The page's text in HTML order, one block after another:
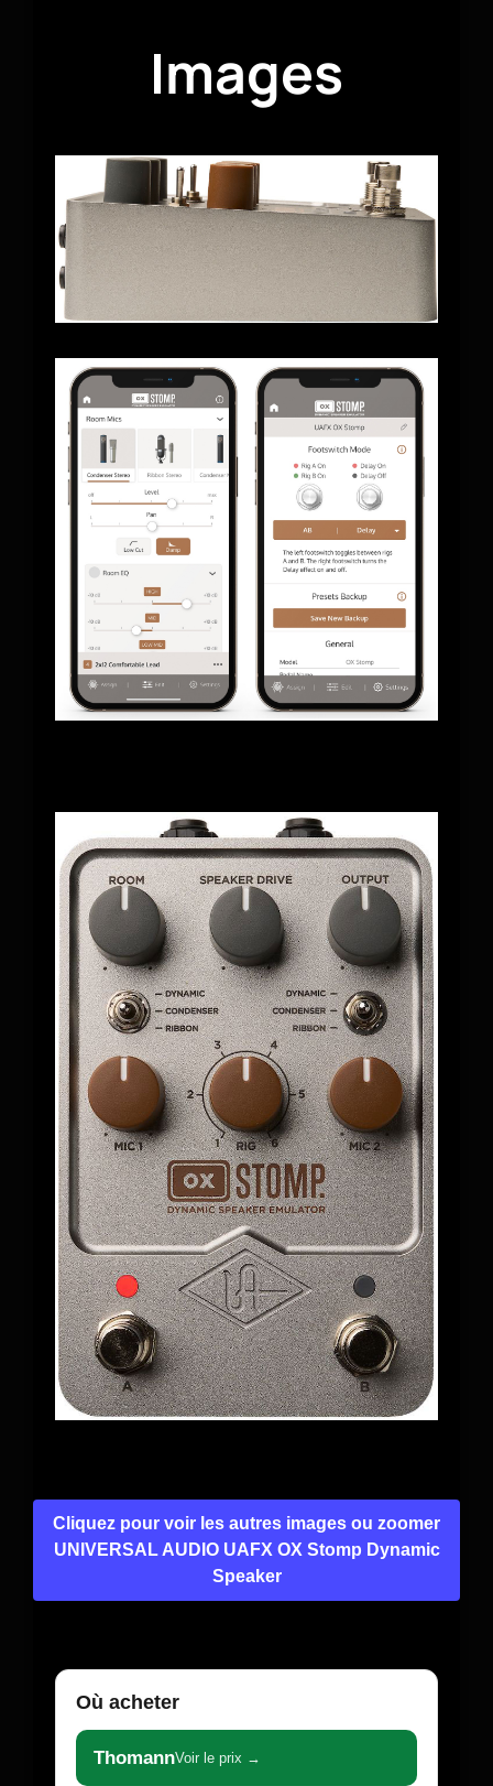
Images
Cliquez pour voir les autres images ou zoomer
UNIVERSAL AUDIO UAFX OX Stomp Dynamic
Speaker
Où acheter
ThomannVoir le prix →